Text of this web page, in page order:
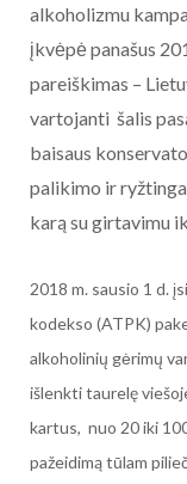
alkoholizmu
įkvėpė panašus
pareiškimas –
vartojanti šalis
baisaus
palikimo ir
karą su girtavimu
2018 m. sausio 1 d.
kodekso (ATPK)
alkoholinių gėrimų
išlenkti taurelę
kartus, nuo 20 iki
pažeidimą tūlam